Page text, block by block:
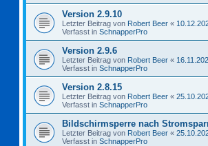
Version 2.9.10
Letzter Beitrag von Robert Beer «
Verfasst in SchnapperPro
Version 2.9.6
Letzter Beitrag von Robert Beer «
Verfasst in SchnapperPro
Version 2.8.15
Letzter Beitrag von Robert Beer «
Verfasst in SchnapperPro
Bildschirmsperre nach
Letzter Beitrag von Robert Beer «
Verfasst in SchnapperPro